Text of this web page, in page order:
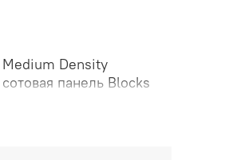
Density
панель Blocks